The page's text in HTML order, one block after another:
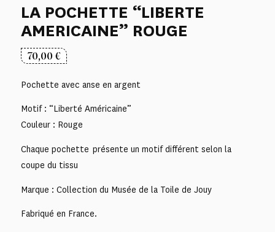
LA POCHETTE “LIBERTE
AMERICAINE” ROUGE
70,00€
Pochette avec anse en argent
Motif : “Liberté Américaine”
Couleur : Rouge
Chaque pochette présente un motif différent selon la
coupe du tissu
Marque : Collection du Musée de la Toile de Jouy
Fabriqué en France.